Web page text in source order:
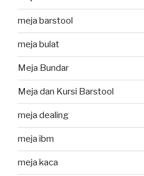
meja barstool
meja bulat
Meja Bundar
Meja dan Kursi Barstool
meja dealing
meja ibm
meja kaca